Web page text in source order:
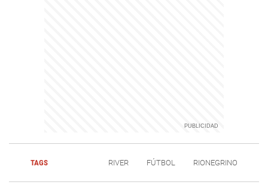
TAGS RIVER FÚTBOL RIONEGRINO